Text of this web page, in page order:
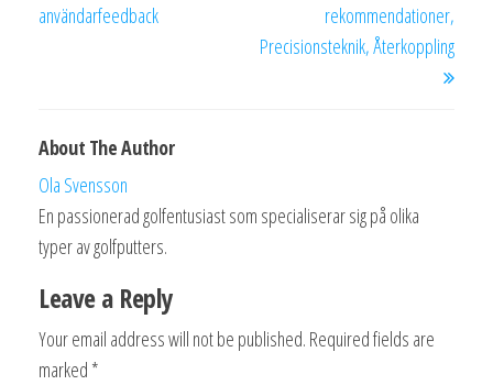
användarfeedback
rekommendationer,
Precisionsteknik, Återkoppling
About The Author
Ola Svensson
En passionerad golfentusiast som specialiserar sig på olika
typer av golfputters.
Leave a Reply
Your email address will not be published. Required fields are
marked *